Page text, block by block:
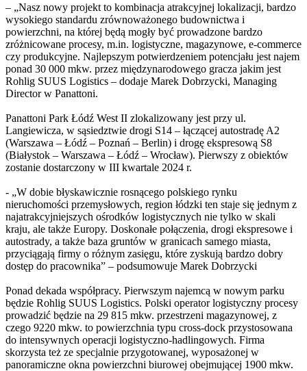
– „Nasz nowy projekt to kombinacja atrakcyjnej lokalizacji, bardzo
wysokiego standardu zrównoważonego budownictwa i
powierzchni, na której będą mogły być prowadzone bardzo
zróżnicowane procesy, m.in. logistyczne, magazynowe, e-commerce
czy produkcyjne. Najlepszym potwierdzeniem potencjału jest najem
ponad 30 000 mkw. przez międzynarodowego gracza jakim jest
Rohlig SUUS Logistics – dodaje Marek Dobrzycki, Managing
Director w Panattoni.
Panattoni Park Łódź West II zlokalizowany jest przy ul.
Langiewicza, w sąsiedztwie drogi S14 – łączącej autostradę A2
(Warszawa – Łódź – Poznań – Berlin) i drogę ekspresową S8
(Białystok – Warszawa – Łódź – Wrocław). Pierwszy z obiektów
zostanie dostarczony w III kwartale 2024 r.
- „W dobie błyskawicznie rosnącego polskiego rynku
nieruchomości przemysłowych, region łódzki ten staje się jednym z
najatrakcyjniejszych ośrodków logistycznych nie tylko w skali
kraju, ale także Europy. Doskonałe połączenia, drogi ekspresowe i
autostrady, a także baza gruntów w granicach samego miasta,
przyciągają firmy o różnym zasięgu, które zyskują bardzo dobry
dostęp do pracownika” – podsumowuje Marek Dobrzycki
Ponad dekada współpracy. Pierwszym najemcą w nowym parku
będzie Rohlig SUUS Logistics. Polski operator logistyczny procesy
prowadzić będzie na 29 815 mkw. przestrzeni magazynowej, z
czego 9220 mkw. to powierzchnia typu cross-dock przystosowana
do intensywnych operacji logistyczno-hadlingowych. Firma
skorzysta też ze specjalnie przygotowanej, wyposażonej w
panoramiczne okna powierzchni biurowej obejmującej 1900 mkw.